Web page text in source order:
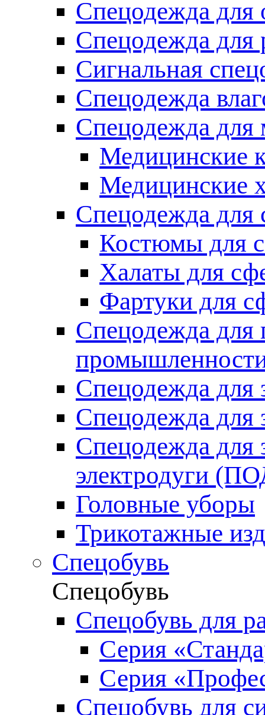
Спецодежда для
Спецодежда для
Сигнальная
Спецодежда
Спецодежда
Медицинские
Медицинские
Спецодежда для
Костюмы для
Халаты для
Фартуки для
Спецодежда для
Спецодежда для
Спецодежда для
Спецодежда для
электродуги
Головные уборы
Трикотажные
Спецобувь
Спецобувь
Спецобувь для
Серия
Серия
Спецобувь для